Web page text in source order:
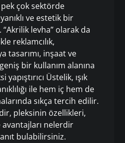
çok sektörde
ve estetik bir
levha” olarak da
reklamcılık,
tasarımı, inşaat ve
bir kullanım alanına
Üstelik, ışık
ile hem iç hem de
sıkça tercih edilir.
pleksinin özellikleri,
avantajları nelerdir
bulabilirsiniz.